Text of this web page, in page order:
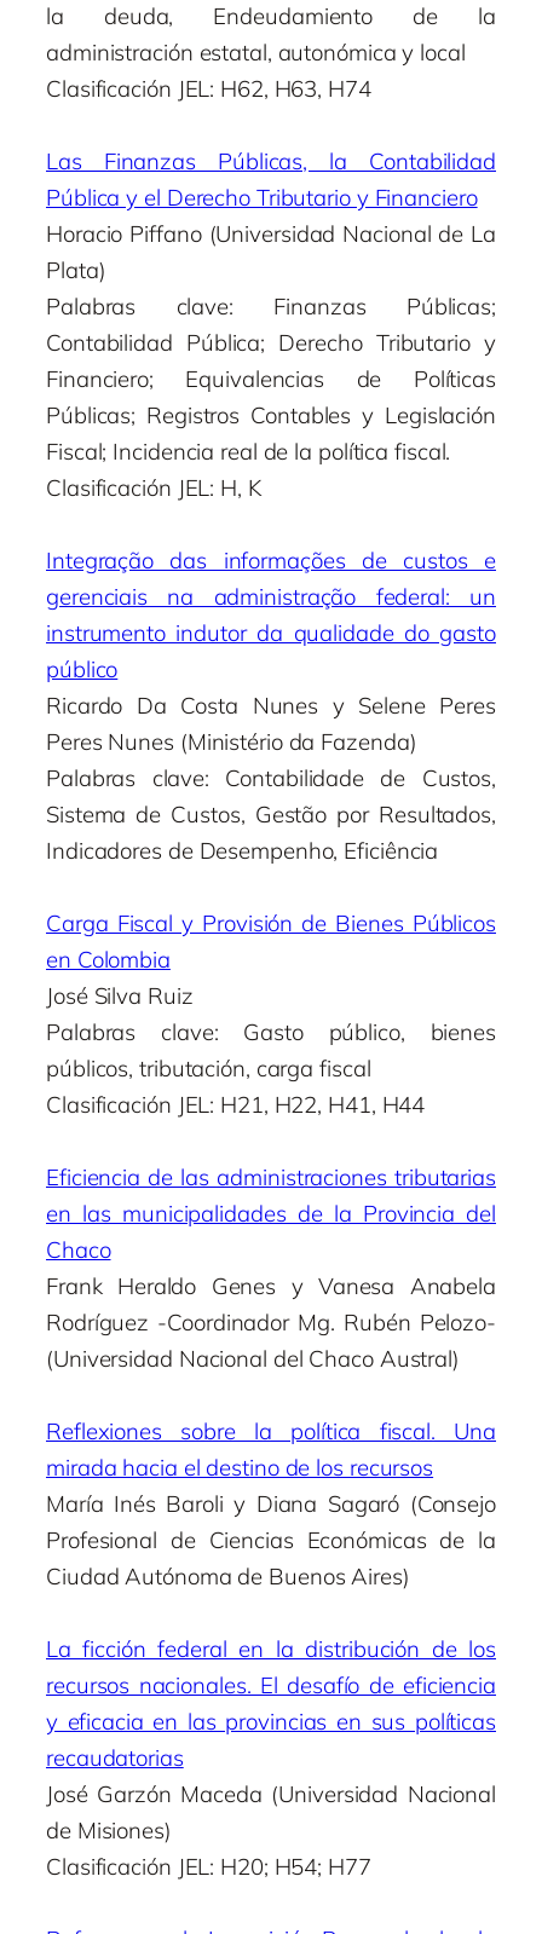
la deuda, Endeudamiento de la
administración estatal, autonómica y local
Clasificación JEL: H62, H63, H74
Las Finanzas Públicas, la Contabilidad
Pública y el Derecho Tributario y Financiero
Horacio Piffano (Universidad Nacional de La
Plata)
Palabras clave: Finanzas Públicas;
Contabilidad Pública; Derecho Tributario y
Financiero; Equivalencias de Políticas
Públicas; Registros Contables y Legislación
Fiscal; Incidencia real de la política fiscal.
Clasificación JEL: H, K
Integração das informações de custos e
gerenciais na administração federal: un
instrumento indutor da qualidade do gasto
público
Ricardo Da Costa Nunes y Selene Peres
Peres Nunes (Ministério da Fazenda)
Palabras clave: Contabilidade de Custos,
Sistema de Custos, Gestão por Resultados,
Indicadores de Desempenho, Eficiência
Carga Fiscal y Provisión de Bienes Públicos
en Colombia
José Silva Ruiz
Palabras clave: Gasto público, bienes
públicos, tributación, carga fiscal
Clasificación JEL: H21, H22, H41, H44
Eficiencia de las administraciones tributarias
en las municipalidades de la Provincia del
Chaco
Frank Heraldo Genes y Vanesa Anabela
Rodríguez -Coordinador Mg. Rubén Pelozo-
(Universidad Nacional del Chaco Austral)
Reflexiones sobre la política fiscal. Una
mirada hacia el destino de los recursos
María Inés Baroli y Diana Sagaró (Consejo
Profesional de Ciencias Económicas de la
Ciudad Autónoma de Buenos Aires)
La ficción federal en la distribución de los
recursos nacionales. El desafío de eficiencia
y eficacia en las provincias en sus políticas
recaudatorias
José Garzón Maceda (Universidad Nacional
de Misiones)
Clasificación JEL: H20; H54; H77